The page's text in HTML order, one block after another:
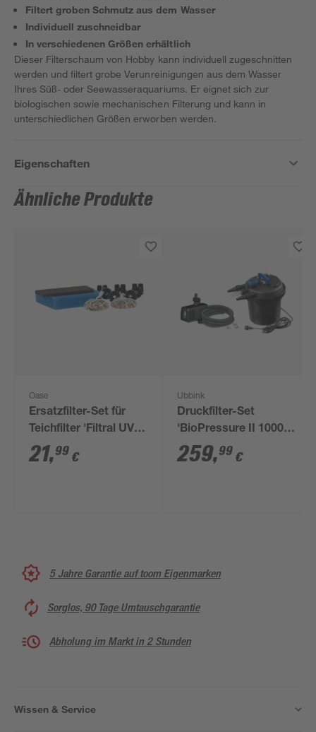
Filtert groben Schmutz aus dem Wasser
Individuell zuschneidbar
In verschiedenen Größen erhältlich
Dieser Filterschaum von Hobby kann individuell zugeschnitten
werden und filtert grobe Verunreinigungen aus dem Wasser
Ihres Süß- oder Seewasseraquariums. Er eignet sich zur
biologischen sowie mechanischen Filterung und kann in
unterschiedlichen Größen erworben werden.
Eigenschaften
Ähnliche Produkte
Oase
Ersatzfilter-Set für
Teichfilter 'Filtral UVC
5000'
21,99 €
Ubbink
Druckfilter-Set
'BioPressure II 10000
PlusSet' 3900 l/h
259,99 €
5 Jahre Garantie auf toom Eigenmarken
Sorglos, 90 Tage Umtauschgarantie
Abholung im Markt in 2 Stunden
Wissen & Service